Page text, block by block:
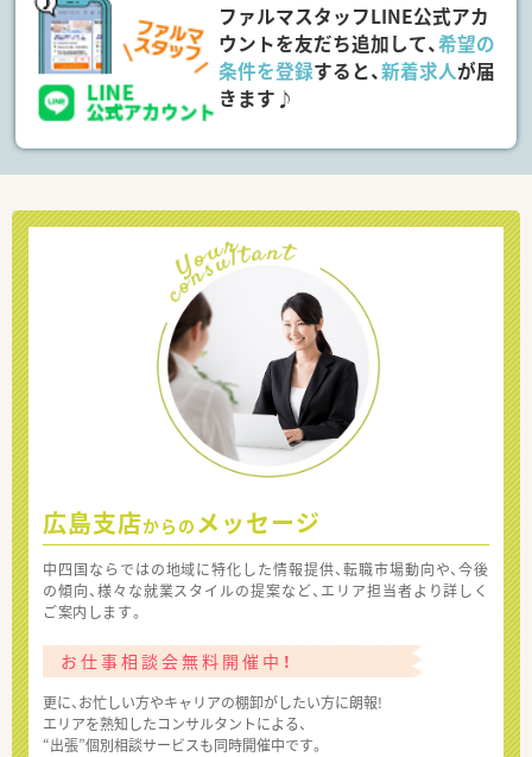
ファルマスタッフLINE公式アカ
ウントを友だち追加して、希望の
条件を登録すると、新着求人が届
きます♪
広島支店からの メッセージ
中四国ならではの地域に特化した情報提供、転職市場動向や、今後
の傾向、様々な就業スタイルの提案など、エリア担当者より詳しく
ご案内します。
お仕事相談会無料開催中！
更に、お忙しい方やキャリアの棚卸がしたい方に朗報!
エリアを熟知したコンサルタントによる、
“出張”個別相談サービスも同時開催中です。